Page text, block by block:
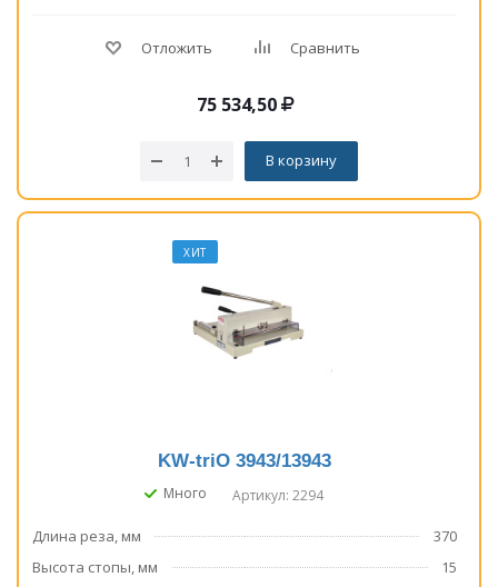
Отложить Сравнить
75 534,50
В корзину
ХИТ
KW-triO 3943/13943
Много Артикул: 2294
Длина реза, мм
370
Высота стопы, мм
15